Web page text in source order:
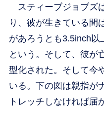
スティーブジョブズ
り、彼が生きている間
があろうとも3.5inch以
という。そして、彼が
型化された。そして今
いる。下の図は親指が
トレッチしなければ届